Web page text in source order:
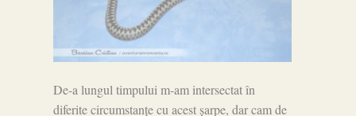
De-a lungul timpului m-am intersectat în
diferite circumstanțe cu acest șarpe, dar cam de